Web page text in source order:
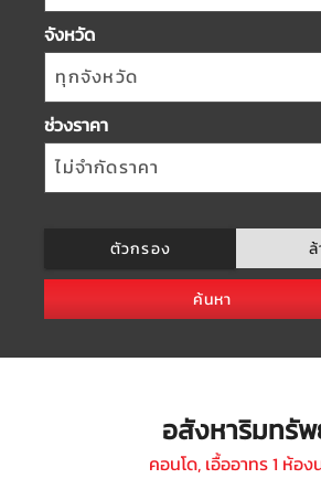
จังหวัด
ทุกจังหวัด
ช่วงราคา
ไม่จำกัดราคา
ตัวกรอง
ค้นหา
อสังหาริมทรั
คอนโด, เอื้ออาทร 1 ห้อ